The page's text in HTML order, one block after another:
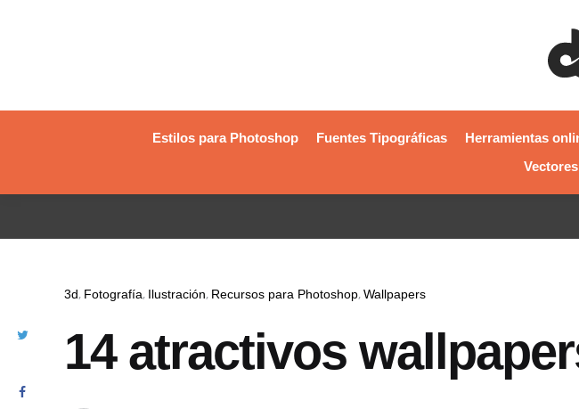
Estilos para Photoshop Fuentes Tipográficas Herramientas
3d Fotografía Ilustración Recursos para Photoshop Wallpapers
14 atractivos